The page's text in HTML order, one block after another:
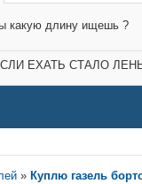
какую длину ищешь ?
ЕХАТЬ СТАЛО
» Куплю газель